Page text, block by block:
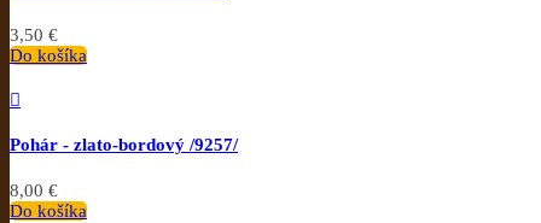
3,50 €
Do košíka

Pohár - zlato-bordový /9257/
8,00 €
Do košíka